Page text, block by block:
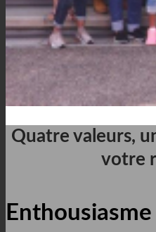
Quatre valeurs,
votre
Enthousiasme